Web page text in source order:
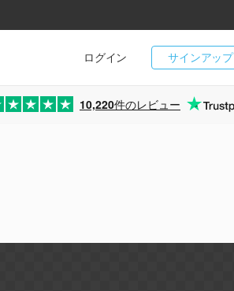
サインアップ
ログイン
10,220件のレビュー